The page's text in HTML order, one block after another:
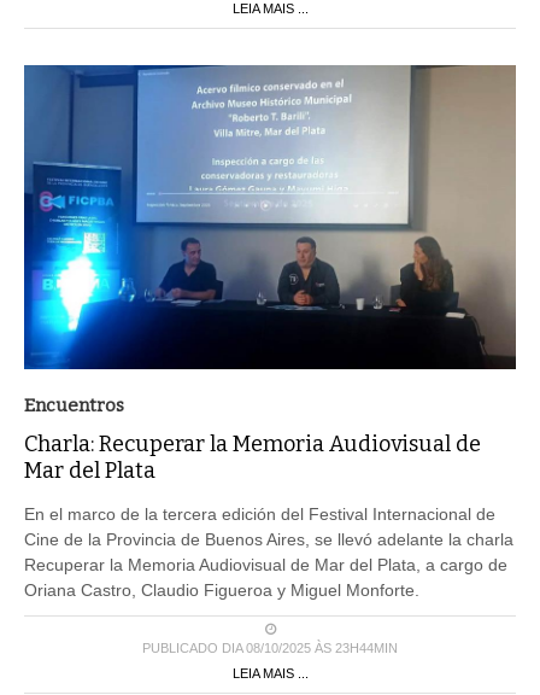
LEIA MAIS ...
Encuentros
Charla: Recuperar la Memoria Audiovisual de
Mar del Plata
En el marco de la tercera edición del Festival Internacional de
Cine de la Provincia de Buenos Aires, se llevó adelante la charla
Recuperar la Memoria Audiovisual de Mar del Plata, a cargo de
Oriana Castro, Claudio Figueroa y Miguel Monforte.
PUBLICADO DIA 08/10/2025 ÀS 23H44MIN
LEIA MAIS ...